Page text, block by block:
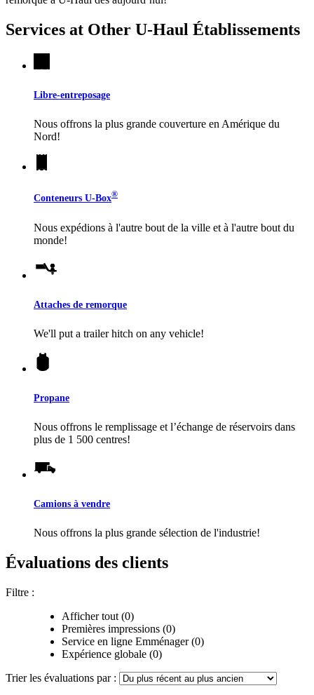
Services at Other U-Haul Établissements
Libre-entreposage
Nous offrons la plus grande couverture en Amérique du
Nord!
Conteneurs U-Box®
Nous expédions à l'autre bout de la ville et à l'autre bout du
monde!
Attaches de remorque
We'll put a trailer hitch on any vehicle!
Propane
Nous offrons le remplissage et l’échange de réservoirs dans
plus de 1 500 centres!
Camions à vendre
Nous offrons la plus grande sélection de l'industrie!
Évaluations des clients
Filtre :
Afficher tout (0)
Premières impressions (0)
Service en ligne Emménager (0)
Expérience globale (0)
Trier les évaluations par :